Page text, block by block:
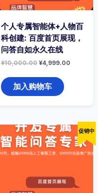
个人专属智能体+人物百
科创建: 百度首页展现，
问答自如永久在线
¥10,000.00 原
为：
¥10,000.00。
¥4,999.00当
加入购物车
促销中